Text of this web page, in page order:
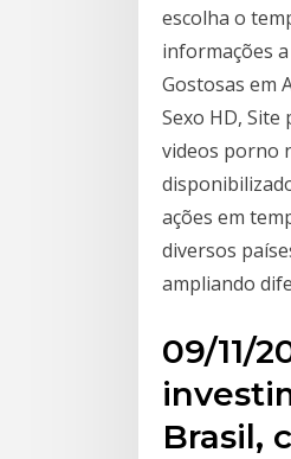
escolha o
informações
Gostosas em
Sexo HD,
videos porno
ações em
diversos
ampliando
09/11/
Brasil,